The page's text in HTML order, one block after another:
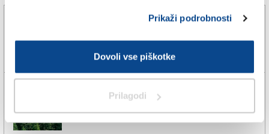
Prikaži podrobnosti
Dovoli vse piškotke
Prilagodi
S petkovimi nevihtami se bo vročina zmanjšala le
nadmorske višine
5. avg. 2026 | 16:01